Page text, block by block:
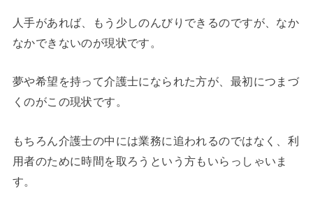
人手があれば、もう少しのんびりできるのですが、なか
なかできないのが現状です。
夢や希望を持って介護士になられた方が、最初につまづ
くのがこの現状です。
もちろん介護士の中には業務に追われるのではなく、利
用者のために時間を取ろうという方もいらっしゃいま
す。